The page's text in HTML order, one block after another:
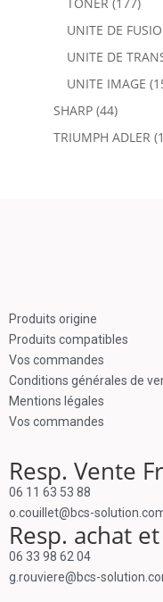
UNITE DE
UNITE DE
UNITE IMAGE
SHARP (44)
TRIUMPH ADLER
Produits origine
Produits compatibles
Vos commandes
Conditions générales de
Mentions légales
Vos commandes
Resp. Vente
06 11 63 53 88
o.couillet@bcs-
Resp. achat
06 33 98 62 04
g.rouviere@bcs-